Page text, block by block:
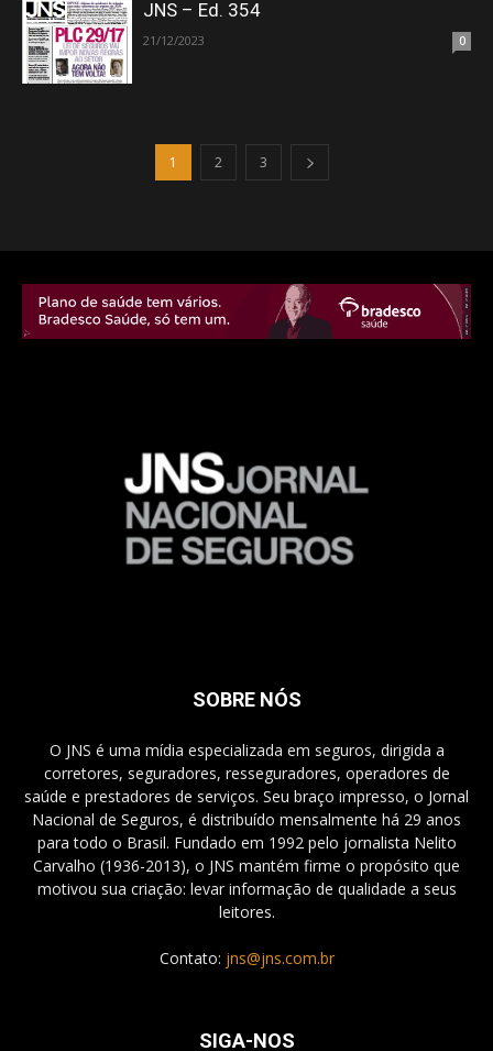
JNS – Ed. 354
21/12/2023 0
1 2 3
SOBRE NÓS
O JNS é uma mídia especializada em seguros, dirigida a
corretores, seguradores, resseguradores, operadores de
saúde e prestadores de serviços. Seu braço impresso, o Jornal
Nacional de Seguros, é distribuído mensalmente há 29 anos
para todo o Brasil. Fundado em 1992 pelo jornalista Nelito
Carvalho (1936-2013), o JNS mantém firme o propósito que
motivou sua criação: levar informação de qualidade a seus
leitores.
Contato: jns@jns.com.br
SIGA-NOS